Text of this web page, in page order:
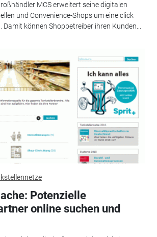
MCS erweitert seine digitalen
und Convenience-Shops um eine click
können Shopbetreiber ihren Kunden...
Potenzielle
online suchen und